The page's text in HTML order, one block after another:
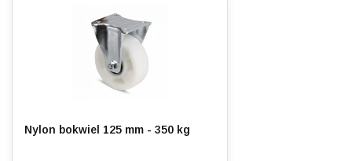
Nylon bokwiel 125 mm - 350 kg